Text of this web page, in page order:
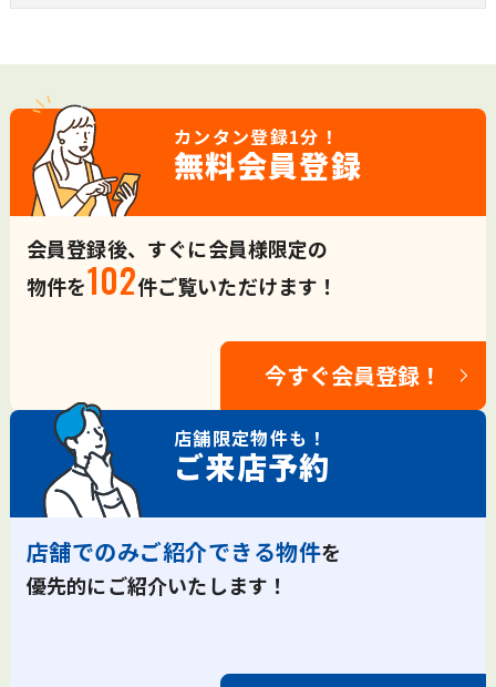
カンタン登録1分！
無料会員登録
会員登録後、すぐに会員様限定の
物件を102件ご覧いただけます！
今すぐ会員登録！
店舗限定物件も！
ご来店予約
店舗でのみご紹介できる物件を
優先的にご紹介いたします！